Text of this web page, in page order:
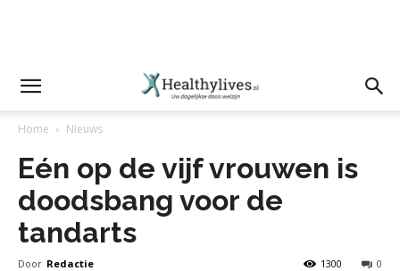
Home Nieuws
Eén op de vijf vrouwen is
doodsbang voor de
tandarts
Door Redactie 0
1300